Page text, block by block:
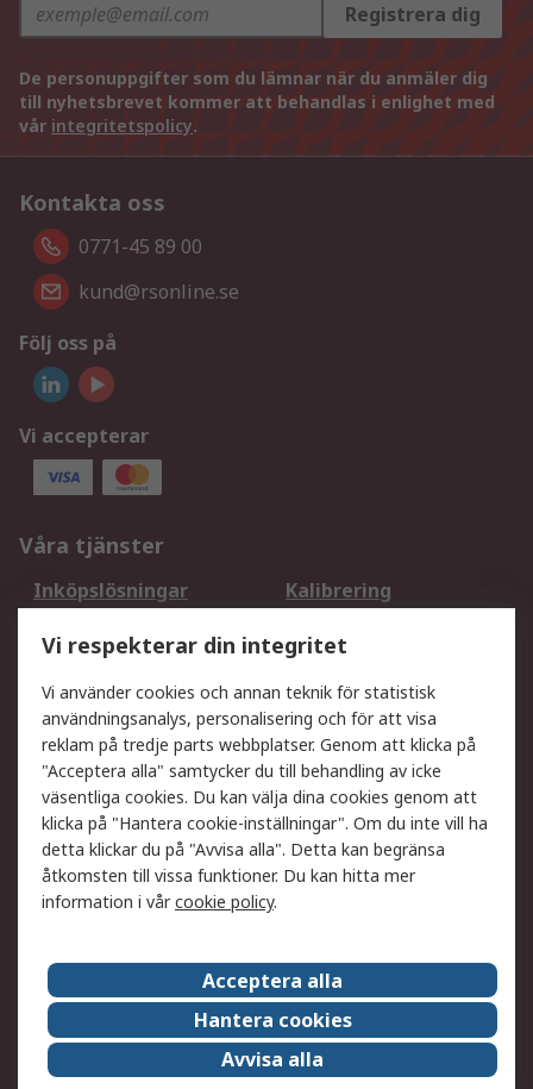
Registrera dig
De personuppgifter som du lämnar när du anmäler dig
till nyhetsbrevet kommer att behandlas i enlighet med
vår integritetspolicy.
Kontakta oss
0771-45 89 00
kund@rsonline.se
Följ oss på
Vi accepterar
Våra tjänster
Inköpslösningar
Kalibrering
DesignSpark
Teknisk Support
Ditt lokala säljteam
Exportlösningar
Support
Få hjälp
Retur av varor
Leverans
Spåra din order
Begär en fakturakopi
Fördelar med RS-konto
Betalningsalternativ
Om RS
Försäljningsvillkor
Det juridiska
Press Centre
Jobba hos RS
ESG
Vi respekterar din integritet
Vi använder cookies och annan teknik för statistisk
användningsanalys, personalisering och för att visa
reklam på tredje parts webbplatser. Genom att klicka på
"Acceptera alla" samtycker du till behandling av icke
väsentliga cookies. Du kan välja dina cookies genom att
klicka på "Hantera cookie-inställningar". Om du inte vill ha
detta klickar du på "Avvisa alla". Detta kan begränsa
åtkomsten till vissa funktioner. Du kan hitta mer
information i vårcookie policy.
Acceptera alla
Hantera cookies
Avvisa alla